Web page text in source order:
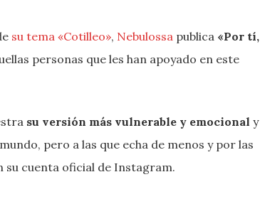
su tema «Cotilleo», Nebulossa publica «Por tí,
personas que les han apoyado en este
su versión más vulnerable y emocional y
pero a las que echa de menos y por las
su cuenta oficial de Instagram.